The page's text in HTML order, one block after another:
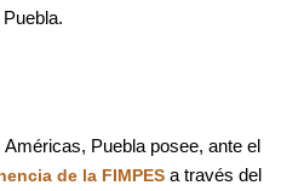
Puebla posee, ante el
de la FIMPES a través del